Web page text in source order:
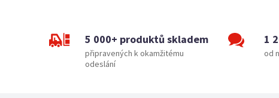
5 000+ produktů skladem
připravených k okamžitému
odeslání
1
od